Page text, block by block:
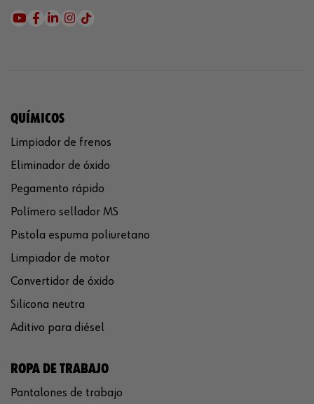
QUÍMICOS
Limpiador de frenos
Eliminador de óxido
Pegamento rápido
Polímero sellador MS
Pistola espuma poliuretano
Limpiador de motor
Convertidor de óxido
Silicona neutra
Aditivo para diésel
ROPA DE TRABAJO
Pantalones de trabajo